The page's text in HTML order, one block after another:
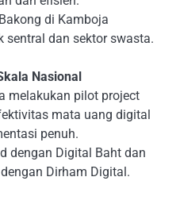
di Kamboja
sentral dan sektor swasta.
Nasional
melakukan pilot project
mata uang digital
penuh.
dengan Digital Baht dan
Dirham Digital.